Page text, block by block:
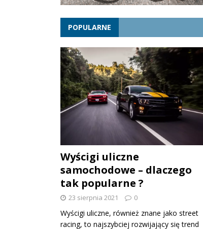
POPULARNE
Wyścigi uliczne
samochodowe – dlaczego
tak popularne ?
23 sierpnia 2021 0
Wyścigi uliczne, również znane jako street
racing, to najszybciej rozwijający się trend